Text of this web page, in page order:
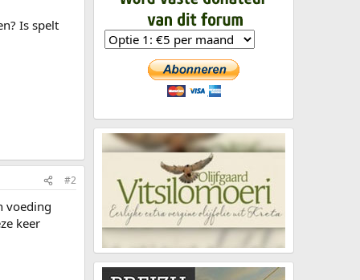
Is spelt
#2
voeding
keer